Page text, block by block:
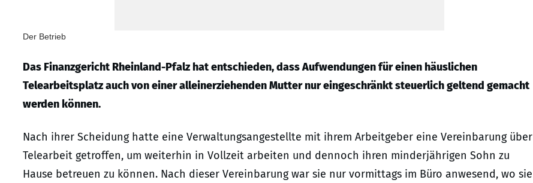
Der Betrieb
Das Finanzgericht Rheinland-Pfalz hat entschieden, dass Aufwendungen für einen häuslichen
Telearbeitsplatz auch von einer alleinerziehenden Mutter nur eingeschränkt steuerlich geltend gemacht
werden können.
Nach ihrer Scheidung hatte eine Verwaltungsangestellte mit ihrem Arbeitgeber eine Vereinbarung über
Telearbeit getroffen, um weiterhin in Vollzeit arbeiten und dennoch ihren minderjährigen Sohn zu
Hause betreuen zu können. Nach dieser Vereinbarung war sie nur vormittags im Büro anwesend, wo sie